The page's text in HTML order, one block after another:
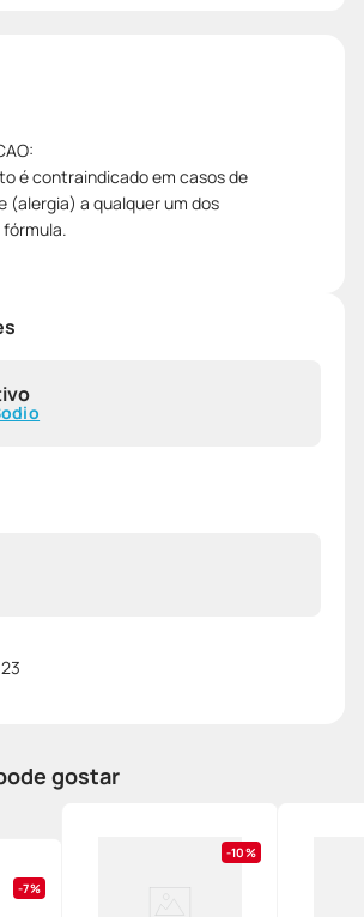
é contraindicado em casos de
(alergia) a qualquer um dos
gostar
7%
10%